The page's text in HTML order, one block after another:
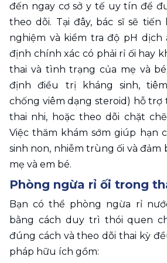
đến ngay cơ sở y tế uy tín để
theo dõi. Tại đây, bác sĩ sẽ tiến
nghiệm và kiểm tra độ pH dịch
định chính xác có phải rỉ ối hay
thai và tình trạng của mẹ và
định điều trị kháng sinh,
chống viêm dạng steroid) hỗ
thai nhi, hoặc theo dõi chặt
Việc thăm khám sớm giúp hạn
sinh non, nhiễm trùng ối và đảm
mẹ và em bé.
Phòng ngừa rỉ ối trong
Bạn có thể phòng ngừa rỉ
bằng cách duy trì thói quen
đúng cách và theo dõi thai kỳ
pháp hữu ích gồm: